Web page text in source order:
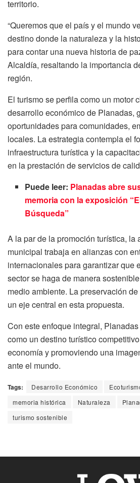
territorio.
“Queremos que el país y el mundo
destino donde la naturaleza y la
para contar una nueva historia de
Alcaldía, resaltando la importancia
región.
El turismo se perfila como un motor
desarrollo económico de Planadas,
oportunidades para comunidades,
locales. La estrategia contempla el
infraestructura turística y la
en la prestación de servicios de
Puede leer: Planadas abre
memoria con la exposición
Búsqueda”
A la par de la promoción turística, la
municipal trabaja en alianzas con
internacionales para garantizar que
sector se haga de manera
medio ambiente. La preservación
un eje central en esta propuesta.
Con este enfoque integral,
como un destino turístico
economía y promoviendo una
ante el mundo.
Tags: Desarrollo Económico
memoria histórica
Naturaleza
turismo sostenible